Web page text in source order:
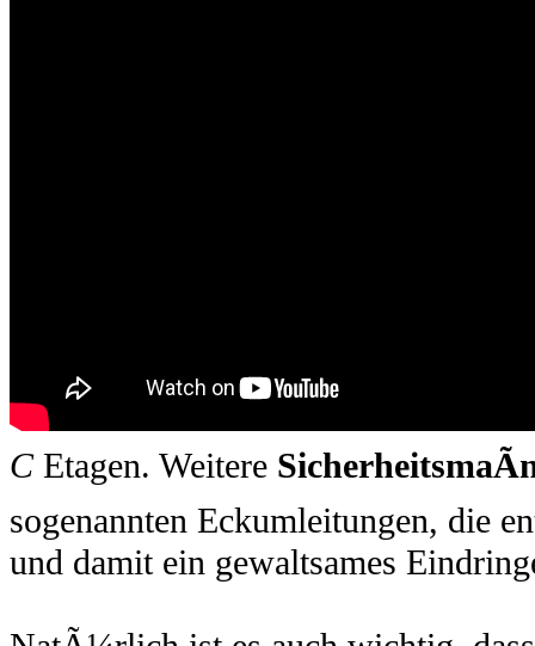
CEtagen. Weitere
sogenannten Eckumleitungen, die
und damit ein gewaltsames